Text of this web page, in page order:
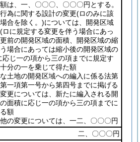
は、一、〇〇〇、〇〇〇円とする。
為に関する設計の変更(ロのみに該
合を除く。)については、開発区域
(ロに規定する変更を伴う場合にあっ
前の開発区域の面積、開発区域の縮
場合にあっては縮小後の開発区域の
応じ一の項から三の項までに規定す
分の一を乗じて得た額
土地の開発区域への編入に係る法第
一項第一号から第四号までに掲げる
更については、新たに編入される開
面積に応じ一の項から三の項までに
額
の変更については、一二、〇〇〇円
二、〇〇〇円